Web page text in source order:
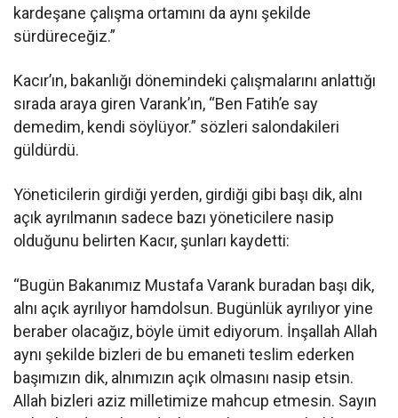
kardeşane çalışma ortamını da aynı şekilde
sürdüreceğiz.”
Kacır’ın, bakanlığı dönemindeki çalışmalarını anlattığı
sırada araya giren Varank’ın, “Ben Fatih’e say
demedim, kendi söylüyor.” sözleri salondakileri
güldürdü.
Yöneticilerin girdiği yerden, girdiği gibi başı dik, alnı
açık ayrılmanın sadece bazı yöneticilere nasip
olduğunu belirten Kacır, şunları kaydetti:
“Bugün Bakanımız Mustafa Varank buradan başı dik,
alnı açık ayrılıyor hamdolsun. Bugünlük ayrılıyor yine
beraber olacağız, böyle ümit ediyorum. İnşallah Allah
aynı şekilde bizleri de bu emaneti teslim ederken
başımızın dik, alnımızın açık olmasını nasip etsin.
Allah bizleri aziz milletimize mahcup etmesin. Sayın